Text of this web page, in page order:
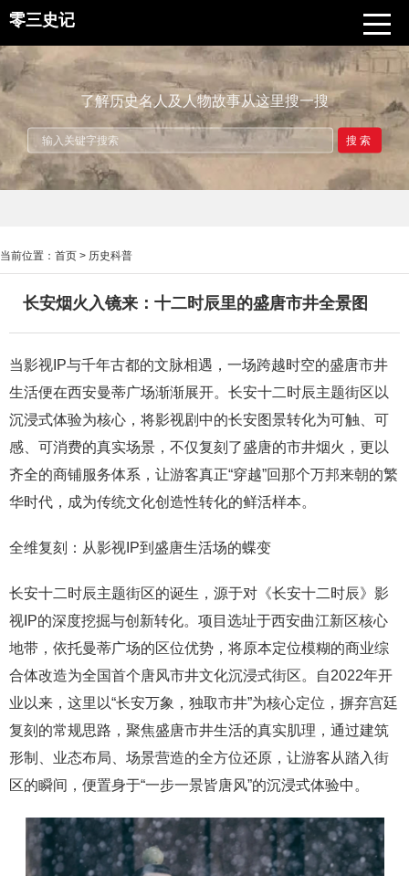
零三史记
了解历史名人及人物故事从这里搜一搜
搜索
当前位置： 首页 > 历史科普
长安烟火入镜来：十二时辰里的盛唐市井全景图
当影视IP与千年古都的文脉相遇，一场跨越时空的盛唐市井
生活便在西安曼蒂广场渐渐展开。长安十二时辰主题街区以
沉浸式体验为核心，将影视剧中的长安图景转化为可触、可
感、可消费的真实场景，不仅复刻了盛唐的市井烟火，更以
齐全的商铺服务体系，让游客真正“穿越”回那个万邦来朝的繁
华时代，成为传统文化创造性转化的鲜活样本。
全维复刻：从影视IP到盛唐生活场的蝶变
长安十二时辰主题街区的诞生，源于对《长安十二时辰》影
视IP的深度挖掘与创新转化。项目选址于西安曲江新区核心
地带，依托曼蒂广场的区位优势，将原本定位模糊的商业综
合体改造为全国首个唐风市井文化沉浸式街区。自2022年开
业以来，这里以“长安万象，独取市井”为核心定位，摒弃宫廷
复刻的常规思路，聚焦盛唐市井生活的真实肌理，通过建筑
形制、业态布局、场景营造的全方位还原，让游客从踏入街
区的瞬间，便置身于“一步一景皆唐风”的沉浸式体验中。